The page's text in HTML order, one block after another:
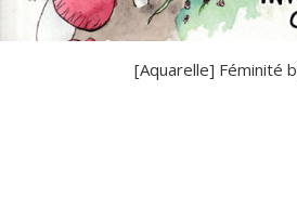
[Aquarelle] Féminité